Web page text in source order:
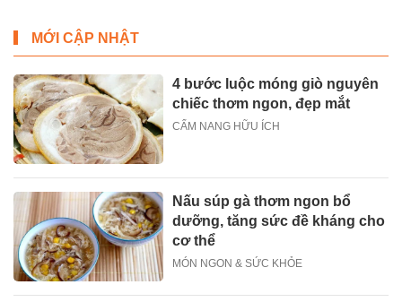
MỚI CẬP NHẬT
4 bước luộc móng giò nguyên
chiếc thơm ngon, đẹp mắt
CẨM NANG HỮU ÍCH
Nấu súp gà thơm ngon bổ
dưỡng, tăng sức đề kháng cho
cơ thể
MÓN NGON & SỨC KHỎE